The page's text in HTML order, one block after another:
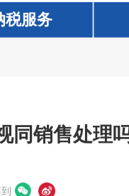
税服务
税服务
同销售处理